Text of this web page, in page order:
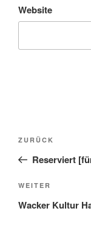
Website
Vorheriger
Beitrag
ZURÜCK
Reserviert
Nächster
Beitrag
WEITER
Wacker Kultur